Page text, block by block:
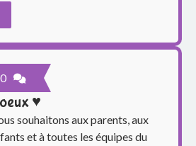
0
♥
souhaitons aux parents, aux
et à toutes les équipes du